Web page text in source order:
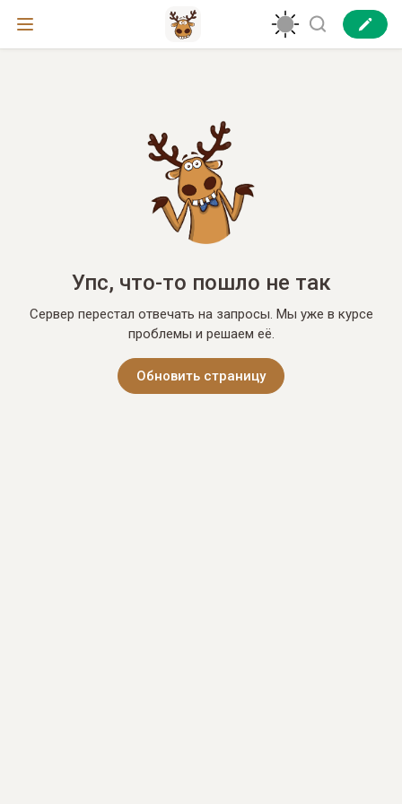
Упс, что-то пошло не так
Сервер перестал отвечать на запросы. Мы уже в курсе
проблемы и решаем её.
Обновить страницу